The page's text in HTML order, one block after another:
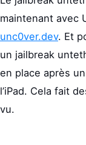
maintenant avec
unc0ver.dev. Et
un jailbreak
en place après
l’iPad. Cela fait
vu.